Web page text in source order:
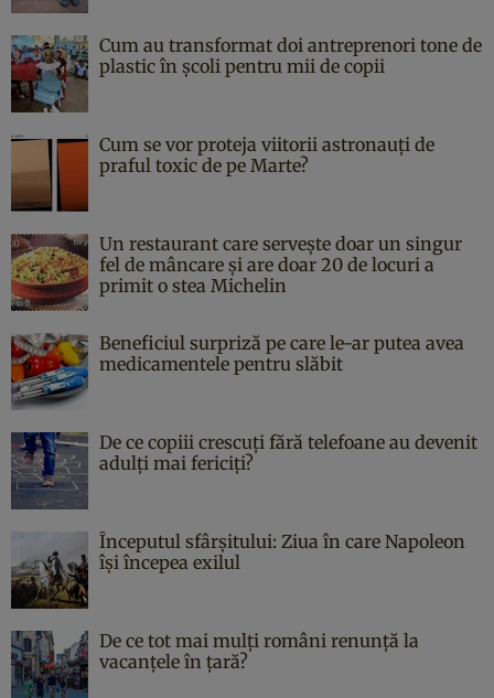
Cum au transformat doi antreprenori tone de
plastic în școli pentru mii de copii
Cum se vor proteja viitorii astronauți de
praful toxic de pe Marte?
Un restaurant care servește doar un singur
fel de mâncare și are doar 20 de locuri a
primit o stea Michelin
Beneficiul surpriză pe care le-ar putea avea
medicamentele pentru slăbit
De ce copiii crescuți fără telefoane au devenit
adulți mai fericiți?
Începutul sfârşitului: Ziua în care Napoleon
îşi începea exilul
De ce tot mai mulți români renunță la
vacanțele în țară?